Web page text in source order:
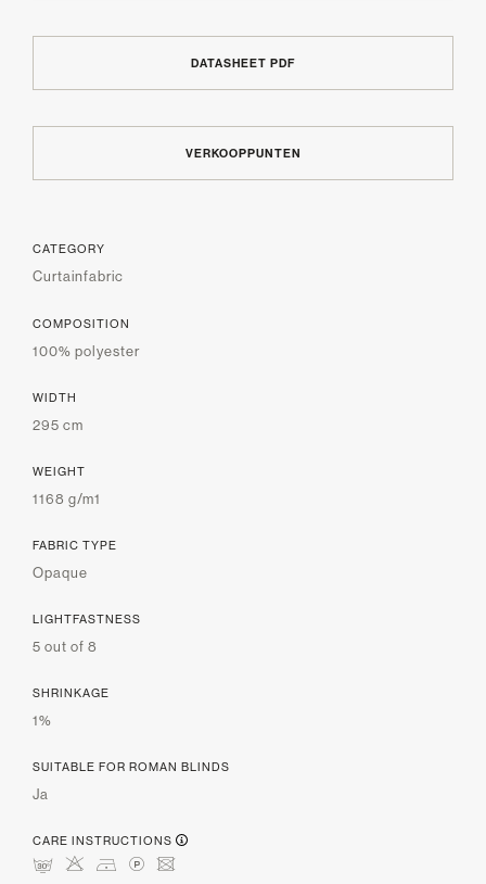
DATASHEET PDF
VERKOOPPUNTEN
CATEGORY
Curtainfabric
COMPOSITION
100% polyester
WIDTH
295 cm
WEIGHT
1168 g/m1
FABRIC TYPE
Opaque
LIGHTFASTNESS
5 out of 8
SHRINKAGE
1%
SUITABLE FOR ROMAN BLINDS
Ja
CARE INSTRUCTIONS
mHDLU